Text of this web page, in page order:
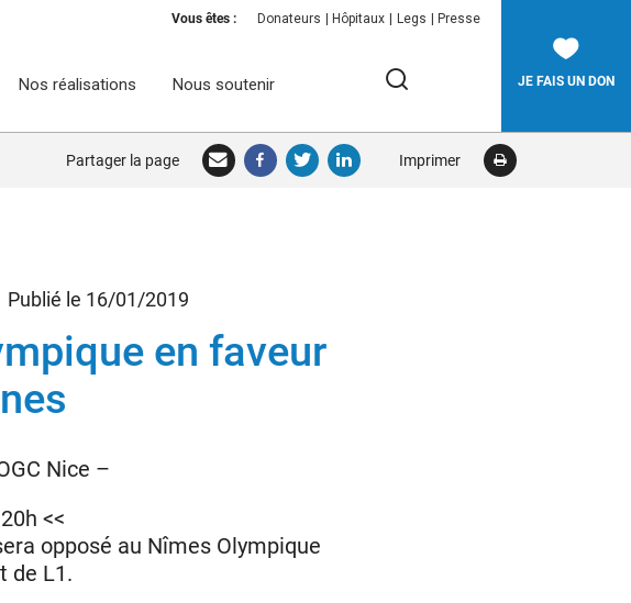
Vous êtes : Donateurs Hôpitaux Legs Presse
Nos réalisations Nous soutenir
RECHERCHER
JE FAIS UN DON
Partager la page Imprimer
Publié le 16/01/2019
en faveur
Nice –
<<
opposé au Nîmes Olympique
de L1.